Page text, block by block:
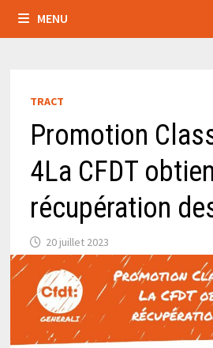
MENU
TRACT
Promotion
4La CFDT
récupération
20 juillet 2023